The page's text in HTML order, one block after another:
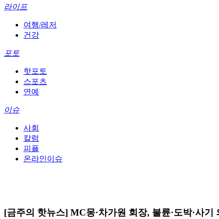
라이프
여행/레저
건강
포토
핫포토
스포츠
연예
이슈
사회
칼럼
피플
온라인이슈
[금주의 핫뉴스] MC몽·차가원 회장, 불륜·도박·사기